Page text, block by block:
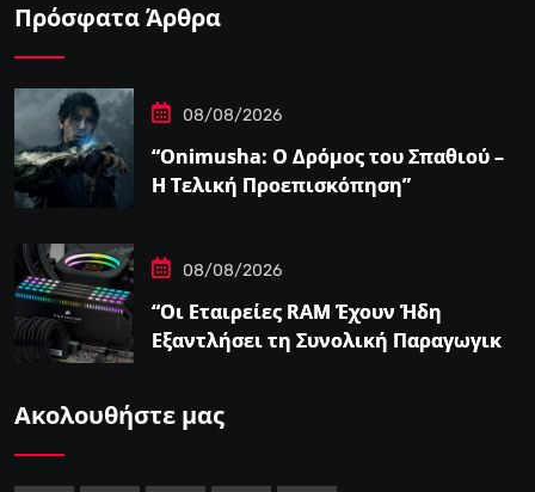
Πρόσφατα Άρθρα
08/08/2026
“Onimusha: Ο Δρόμος του Σπαθιού –
Η Τελική Προεπισκόπηση”
08/08/2026
“Οι Εταιρείες RAM Έχουν Ήδη
Εξαντλήσει τη Συνολική Παραγωγική
Ακολουθήστε μας